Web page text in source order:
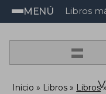
MENÚ Libros
=
Inicio Libros Libros